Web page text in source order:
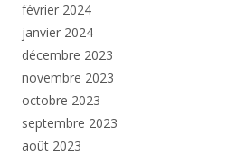
février 2024
janvier 2024
décembre 2023
novembre 2023
octobre 2023
septembre 2023
août 2023